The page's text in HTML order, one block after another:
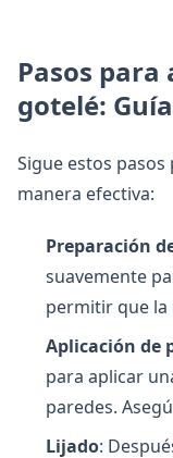
Pasos para
gotelé:
Sigue estos
manera efectiva:
Preparación
suavemente
permitir que la
Aplicación de
para aplicar
paredes.
Lijado: